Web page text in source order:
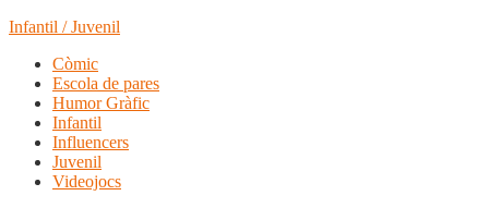
Infantil / Juvenil
Còmic
Escola de pares
Humor Gràfic
Infantil
Influencers
Juvenil
Videojocs